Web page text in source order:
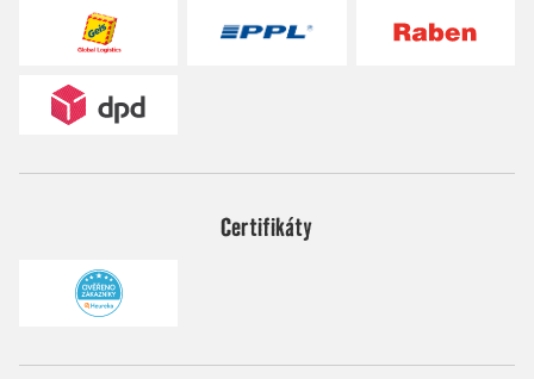
Certifikáty